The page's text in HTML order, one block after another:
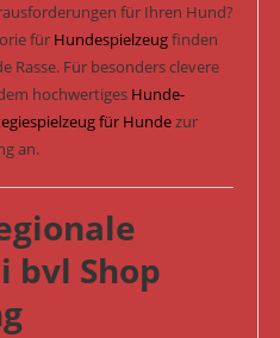
für Ihren Hund?
für Hundespielzeugfinden
Rasse. Für besonders clevere
hochwertiges Hunde-
für Hundezur
an.
bvl Shop